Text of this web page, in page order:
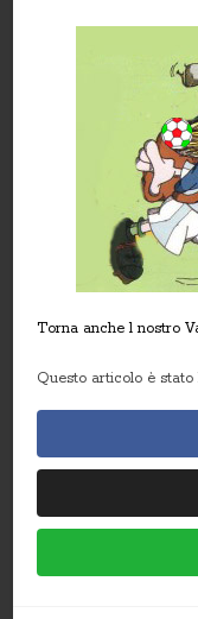
Torna anchel nostro V
Questo articolo è stato